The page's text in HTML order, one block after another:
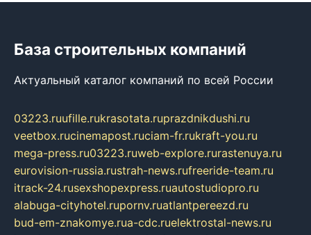
База строительных компаний
Актуальный каталог компаний по всей России
03223.ruufille.rukrasotata.ruprazdnikdushi.ru
veetbox.rucinemapost.ruciam-fr.rukraft-you.ru
mega-press.ru03223.ruweb-explore.rurastenuya.ru
eurovision-russia.rustrah-news.rufreeride-team.ru
itrack-24.rusexshopexpress.ruautostudiopro.ru
alabuga-cityhotel.rupornv.ruatlantpereezd.ru
bud-em-znakomye.rua-cdc.ruelektrostal-news.ru